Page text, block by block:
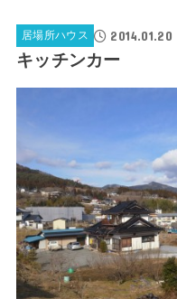
居場所ハウス 2014.01.20
キッチンカー